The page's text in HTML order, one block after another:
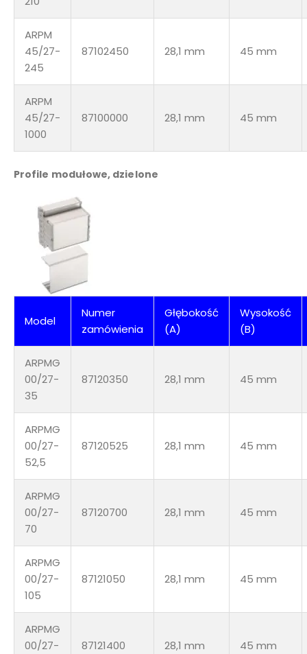
ARPM
45/27-
245
87102450 28,1 mm 45 mm
ARPM
45/27-
1000
87100000 28,1 mm 45 mm
Profile modułowe, dzielone
Model
Numer
zamówienia
Głębokość
(A)
Wysokość
(B)
ARPMG
00/27-
35
87120350 28,1 mm 45 mm
ARPMG
00/27-
52,5
87120525 28,1 mm 45 mm
ARPMG
00/27-
70
87120700 28,1 mm 45 mm
ARPMG
00/27-
105
87121050 28,1 mm 45 mm
ARPMG
00/27-
87121400 28,1 mm 45 mm